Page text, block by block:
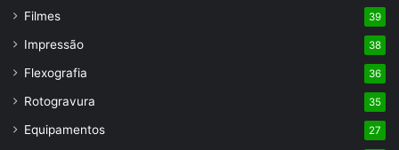
Filmes 39
Impressão 38
Flexografia 36
Rotogravura 35
Equipamentos 27